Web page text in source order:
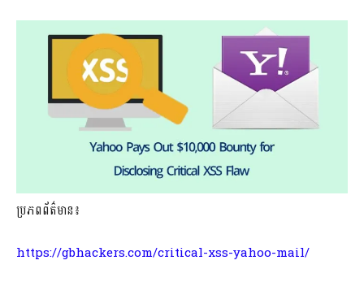
ប្រភពព័ត៌មាន៖
https://gbhackers.com/critical-xss-yahoo-mail/